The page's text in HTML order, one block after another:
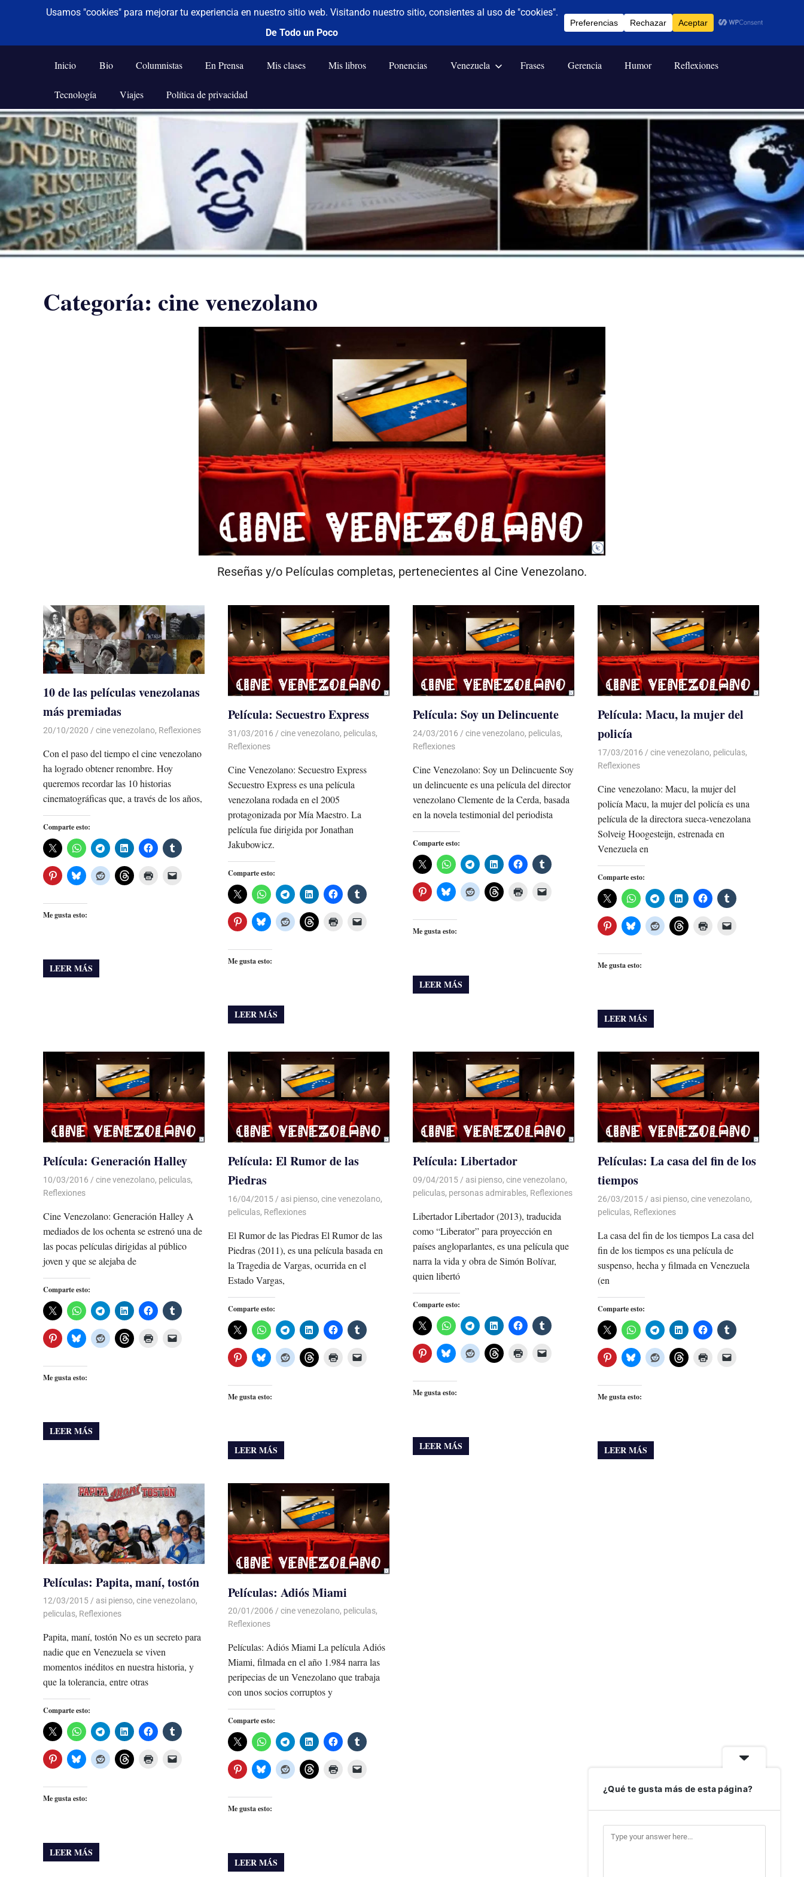
Saltar
al
contenido
De todo un poco
Frases,
Humor,
Tecnología
y
Viajes
Inicio Bio Columnistas En Prensa Mis clases Mis libros Ponencias Venezuela Frases Gerencia Humor Reflexiones
Tecnología Viajes Política de privacidad
Categoría: cine venezolano
Reseñas y/o Películas completas, pertenecientes al Cine Venezolano.
10 de las películas venezolanas
más premiadas
20/10/2020 De todo un Poco
cine venezolano, Reflexiones
Con el paso del tiempo el cine venezolano
ha logrado obtener renombre. Hoy
queremos recordar las 10 historias
cinematográficas que, a través de los años,
Comparte esto:
Me gusta esto:
LEER MÁS
Película: Secuestro Express
31/03/2016 Luis Castellanos
cine venezolano, peliculas,
Reflexiones
Cine Venezolano: Secuestro Express
Secuestro Express es una película
venezolana rodada en el 2005
protagonizada por Mía Maestro. La
película fue dirigida por Jonathan
Jakubowicz.
Comparte esto:
Me gusta esto:
LEER MÁS
Película: Soy un Delincuente
24/03/2016 Luis Castellanos
cine venezolano, peliculas,
Reflexiones
Cine Venezolano: Soy un Delincuente Soy
un delincuente es una película del director
venezolano Clemente de la Cerda, basada
en la novela testimonial del periodista
Comparte esto:
Me gusta esto:
LEER MÁS
Película: Macu, la mujer del
policía
17/03/2016 Luis Castellanos
cine venezolano, peliculas,
Reflexiones
Cine venezolano: Macu, la mujer del
policía Macu, la mujer del policía es una
película de la directora sueca-venezolana
Solveig Hoogesteijn, estrenada en
Venezuela en
Comparte esto:
Me gusta esto:
LEER MÁS
Película: Generación Halley
10/03/2016 Luis Castellanos
cine venezolano, peliculas,
Reflexiones
Cine Venezolano: Generación Halley A
mediados de los ochenta se estrenó una de
las pocas películas dirigidas al público
joven y que se alejaba de
Comparte esto:
Me gusta esto:
LEER MÁS
Película: El Rumor de las
Piedras
16/04/2015 Luis Castellanos
asi pienso, cine venezolano,
peliculas, Reflexiones
El Rumor de las Piedras El Rumor de las
Piedras (2011), es una película basada en
la Tragedia de Vargas, ocurrida en el
Estado Vargas,
Comparte esto:
Me gusta esto:
LEER MÁS
Película: Libertador
09/04/2015 Luis Castellanos
asi pienso, cine venezolano,
peliculas, personas admirables, Reflexiones
Libertador Libertador (2013), traducida
como “Liberator” para proyección en
países angloparlantes, es una película que
narra la vida y obra de Simón Bolívar,
quien libertó
Comparte esto:
Me gusta esto:
LEER MÁS
Películas: La casa del fin de los
tiempos
26/03/2015 Luis Castellanos
asi pienso, cine venezolano,
peliculas, Reflexiones
La casa del fin de los tiempos La casa del
fin de los tiempos es una película de
suspenso, hecha y filmada en Venezuela
(en
Comparte esto:
Me gusta esto:
LEER MÁS
Películas: Papita, maní, tostón
12/03/2015 Luis Castellanos
asi pienso, cine venezolano,
peliculas, Reflexiones
Papita, maní, tostón No es un secreto para
nadie que en Venezuela se viven
momentos inéditos en nuestra historia, y
que la tolerancia, entre otras
Comparte esto:
Me gusta esto:
LEER MÁS
Películas: Adiós Miami
20/01/2006 Luis Castellanos
cine venezolano, peliculas,
Reflexiones
Películas: Adiós Miami La película Adiós
Miami, filmada en el año 1.984 narra las
peripecias de un Venezolano que trabaja
con unos socios corruptos y
Comparte esto:
Me gusta esto:
LEER MÁS
¿Qué te gusta más de esta página?